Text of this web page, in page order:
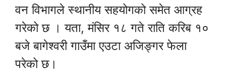
वन विभागले स्थानीय सहयोगको समेत आग्रह
गरेको छ । यता, मंसिर १८ गते राति करिब १०
बजे बागेश्वरी गाउँमा एउटा अजिङ्गर फेला
परेको छ।